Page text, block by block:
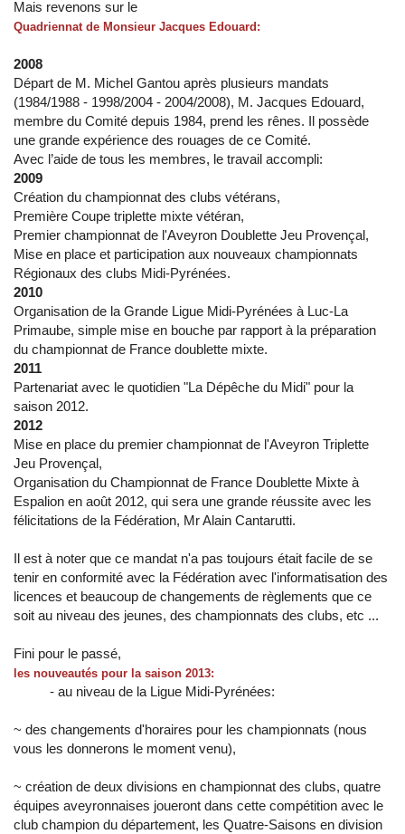
Mais revenons sur le
Quadriennat de Monsieur Jacques Edouard:
2008
Départ de M. Michel Gantou après plusieurs mandats
(1984/1988 - 1998/2004 - 2004/2008), M. Jacques Edouard,
membre du Comité depuis 1984, prend les rênes. Il possède
une grande expérience des rouages de ce Comité.
Avec l’aide de tous les membres, le travail accompli:
2009
Création du championnat des clubs vétérans,
Première Coupe triplette mixte vétéran,
Premier championnat de l'Aveyron Doublette Jeu Provençal,
Mise en place et participation aux nouveaux championnats
Régionaux des clubs Midi-Pyrénées.
2010
Organisation de la Grande Ligue Midi-Pyrénées à Luc-La
Primaube, simple mise en bouche par rapport à la préparation
du championnat de France doublette mixte.
2011
Partenariat avec le quotidien "La Dépêche du Midi" pour la
saison 2012.
2012
Mise en place du premier championnat de l'Aveyron Triplette
Jeu Provençal,
Organisation du Championnat de France Doublette Mixte à
Espalion en août 2012, qui sera une grande réussite avec les
félicitations de la Fédération, Mr Alain Cantarutti.
Il est à noter que ce mandat n'a pas toujours était facile de se
tenir en conformité avec la Fédération avec l'informatisation des
licences et beaucoup de changements de règlements que ce
soit au niveau des jeunes, des championnats des clubs, etc ...
Fini pour le passé,
les nouveautés pour la saison 2013:
- au niveau de la Ligue Midi-Pyrénées:
~ des changements d'horaires pour les championnats (nous
vous les donnerons le moment venu),
~ création de deux divisions en championnat des clubs, quatre
équipes aveyronnaises joueront dans cette compétition avec le
club champion du département, les Quatre-Saisons en division